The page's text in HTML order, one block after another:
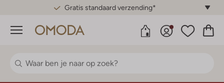
Gratis standaard verzending*
Menu